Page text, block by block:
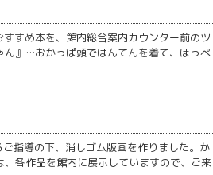
すめ本を、館内総合案内カウンター前のツ
ん』…おかっぱ頭ではんてんを着て、ほっぺ
指導の下、消しゴム版画を作りました。か
各作品を館内に展示していますので、ご来